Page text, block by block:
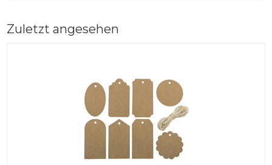
Zuletzt angesehen